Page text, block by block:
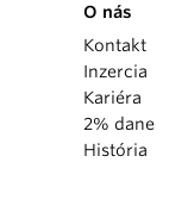
O nás
Kontakt
Inzercia
Kariéra
2% dane
História